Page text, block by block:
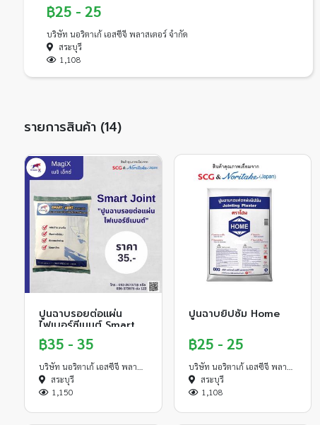
฿25 - 25
บริษัท นอริตาเก้ เอสซีจี พลาสเตอร์ จำกัด
สระบุรี
1,108
รายการสินค้า (14)
ปูนฉาบรอยต่อแผ่น
ไฟเบอร์ซีเมนต์ Smart
Joint - MagiX ขนาด
1kg
฿35 - 35
สระบุรี
1,150
ปูนฉาบยิปซั่ม Home
฿25 - 25
สระบุรี
1,108